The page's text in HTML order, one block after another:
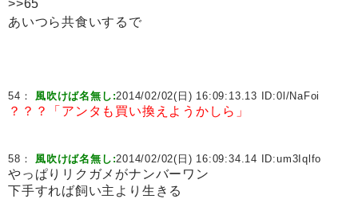
>>65
あいつら共食いするで
54： 風吹けば名無し:2014/02/02(日) 16:09:13.13 ID:0l/NaFoi
？？？「アンタも買い換えようかしら」
58： 風吹けば名無し:2014/02/02(日) 16:09:34.14 ID:um3Iqlfo
やっぱりリクガメがナンバーワン
下手すれば飼い主より生きる